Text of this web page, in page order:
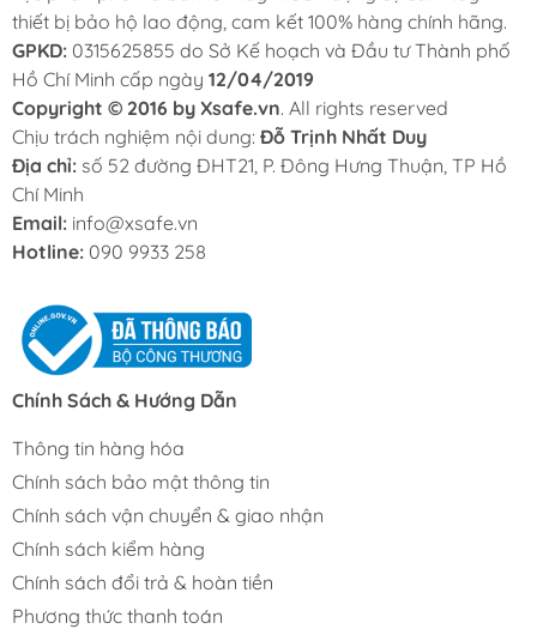
thiết bị bảo hộ lao động, cam kết 100% hàng chính hãng.
GPKD: 0315625855 do Sở Kế hoạch và Đầu tư Thành phố
Hồ Chí Minh cấp ngày 12/04/2019
Copyright © 2016 by Xsafe.vn. All rights reserved
Chịu trách nghiệm nội dung: Đỗ Trịnh Nhất Duy
Địa chỉ: số 52 đường ĐHT21, P. Đông Hưng Thuận, TP Hồ
Chí Minh
Email: info@xsafe.vn
Hotline: 090 9933 258
Chính Sách & Hướng Dẫn
Thông tin hàng hóa
Chính sách bảo mật thông tin
Chính sách vận chuyển & giao nhận
Chính sách kiểm hàng
Chính sách đổi trả & hoàn tiền
Phương thức thanh toán